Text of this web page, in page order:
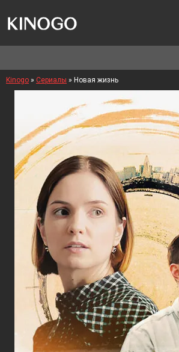
Kinogo » Сериалы » Новая жизнь